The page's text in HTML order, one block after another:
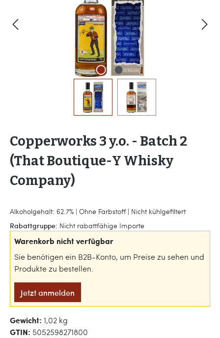
Copperworks 3 y.o. - Batch 2
(That Boutique-Y Whisky
Company)
Alkoholgehalt: 62.7% | Ohne Farbstoff | Nicht kühlgefiltert
Rabattgruppe: Nicht rabattfähige Importe
Warenkorb nicht verfügbar
Sie benötigen ein B2B-Konto, um Preise zu sehen und
Produkte zu bestellen.
Jetzt anmelden
Gewicht: 1,02 kg
GTIN: 5052598271800